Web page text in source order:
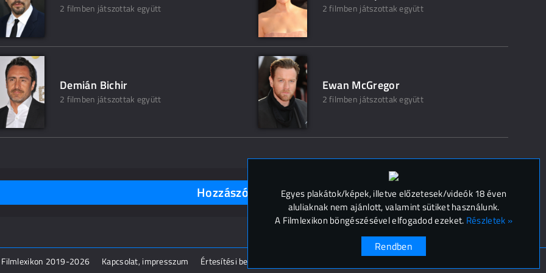
2 filmben játszottak együtt 2 filmben játszottak együtt
Demián Bichir
2 filmben játszottak együtt
Ewan McGregor
2 filmben játszottak együtt
Hozzászólások (0)
2019-2026 Kapcsolat, impresszum Értesítési beállítások
Egyes plakátok/képek, illetve előzetesek/videók 18 éven
aluliaknak nem ajánlott, valamint sütiket használunk.
A Filmlexikon böngészésével elfogadod ezeket. Részletek »
Rendben